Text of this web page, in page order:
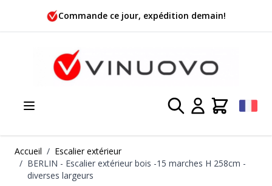
Allez au contenu
Commande ce jour, expédition demain!
Accueil / Escalier extérieur
/ BERLIN - Escalier extérieur bois -15 marches H 258cm -
diverses largeurs